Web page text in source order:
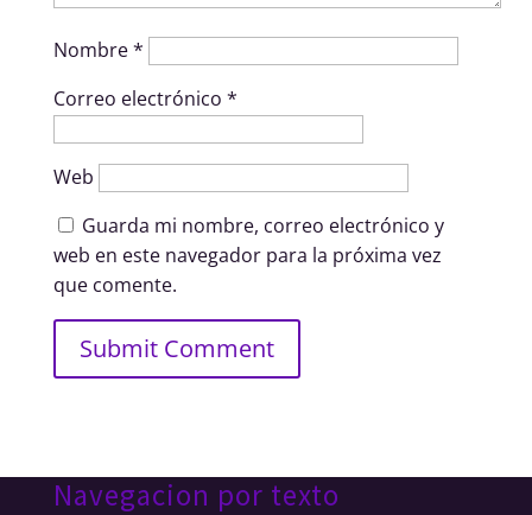
Nombre*
Correo electrónico *
Web
Guarda mi nombre, correo electrónico y
web en este navegador para la próxima vez
que comente.
Navegacion por texto